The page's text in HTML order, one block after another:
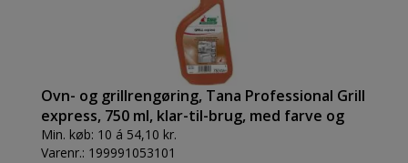
Ovn- og grillrengøring, Tana Professional Grill
express, 750 ml, klar-til-brug, med farve og
parfume
Min. køb: 10 á 54,10 kr.
Varenr.: 199991053101